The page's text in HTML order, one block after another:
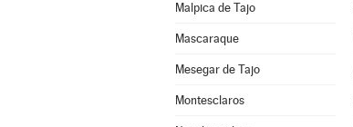
Malpica de Tajo
Mascaraque
Mesegar de Tajo
Montesclaros